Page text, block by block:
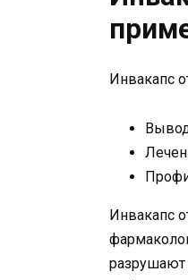
Инвакапс
Инвакапс
разрушают